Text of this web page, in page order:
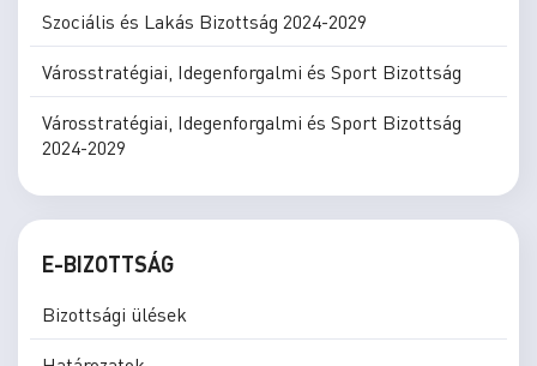
Szociális és Lakás Bizottság 2024-2029
Városstratégiai, Idegenforgalmi és Sport Bizottság
Városstratégiai, Idegenforgalmi és Sport Bizottság
2024-2029
E-BIZOTTSÁG
Bizottsági ülések